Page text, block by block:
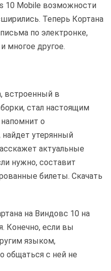
10 Mobile возможности
Теперь Кортана
по электронке,
многое другое.
встроенный в
стал настоящим
о
утерянный
актуальные
нужно, составит
билеты. Скачать
на Виндовс 10 на
Конечно, если вы
языком,
общаться с ней не